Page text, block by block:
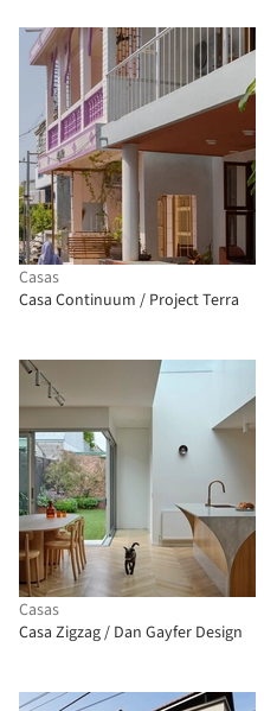
Casas
Casa Continuum / Project Terra
Casas
Casa Zigzag / Dan Gayfer Design